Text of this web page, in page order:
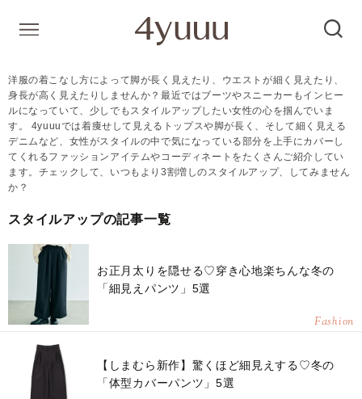
洋服の着こなし方によって脚が長く見えたり、ウエストが細く見えたり、
身長が高く見えたりしませんか？最近ではブーツやスニーカーもインヒー
ルになっていて、少しでもスタイルアップしたい女性の心を掴んでいま
す。 4yuuuでは着痩せして見えるトップスや脚が長く、そして細く見える
デニムなど、女性がスタイルの中で気になっている部分を上手にカバーし
てくれるファッションアイテムやコーディネートをたくさんご紹介してい
ます。チェックして、いつもより3割増しのスタイルアップ、してみません
か？
スタイルアップの記事一覧
お正月太りを隠せる♡穿き心地楽ちんな冬の
「細見えパンツ」5選
Fashion
【しまむら新作】驚くほど細見えする♡冬の
「体型カバーパンツ」5選